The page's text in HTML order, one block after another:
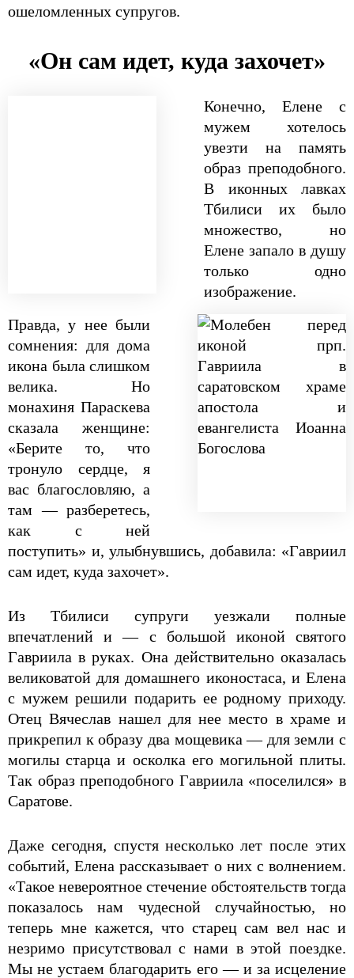
ошеломленных супругов.
«Он сам идет, куда захочет»
Конечно, Елене с
мужем хотелось
увезти на память
образ преподобного.
В иконных лавках
Тбилиси их было
множество, но
Елене запало в душу
только одно
изображение.
Правда, у нее были
сомнения: для дома
икона была слишком
велика. Но
монахиня Параскева
сказала женщине:
«Берите то, что
тронуло сердце, я
вас благословляю, а
там — разберетесь,
как с ней
поступить» и, улыбнувшись, добавила: «Гавриил
сам идет, куда захочет».
Из Тбилиси супруги уезжали полные
впечатлений и — с большой иконой святого
Гавриила в руках. Она действительно оказалась
великоватой для домашнего иконостаса, и Елена
с мужем решили подарить ее родному приходу.
Отец Вячеслав нашел для нее место в храме и
прикрепил к образу два мощевика — для земли с
могилы старца и осколка его могильной плиты.
Так образ преподобного Гавриила «поселился» в
Саратове.
Даже сегодня, спустя несколько лет после этих
событий, Елена рассказывает о них с волнением.
«Такое невероятное стечение обстоятельств тогда
показалось нам чудесной случайностью, но
теперь мне кажется, что старец сам вел нас и
незримо присутствовал с нами в этой поездке.
Мы не устаем благодарить его — и за исцеление